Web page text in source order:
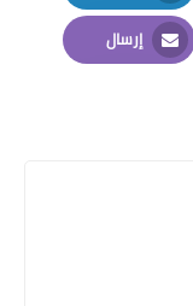
LinkedIn
إرسال
Email